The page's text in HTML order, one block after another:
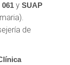
061 ySUAP
de